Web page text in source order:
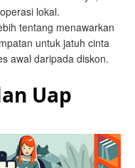
lokal.
tentang menawarkan
untuk jatuh cinta
awal daripada diskon.
Uap